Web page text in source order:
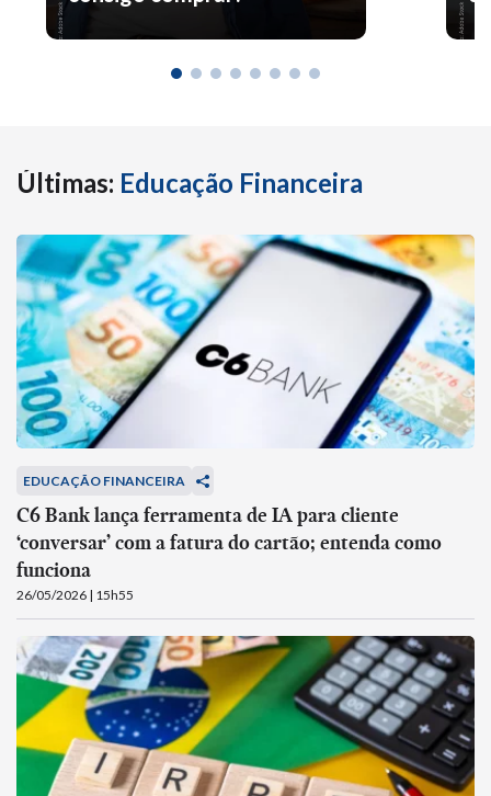
Últimas: Educação Financeira
EDUCAÇÃO FINANCEIRA
C6 Bank lança ferramenta de IA para cliente
‘conversar’ com a fatura do cartão; entenda como
funciona
26/05/2026 | 15h55